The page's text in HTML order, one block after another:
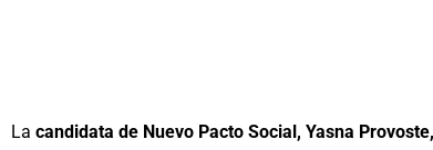
La candidata de Nuevo Pacto Social, Yasna Provoste,